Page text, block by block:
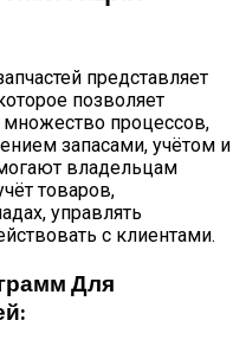
представляет
позволяет
множество процессов,
запасами, учётом и
владельцам
товаров,
управлять
с клиентами.
Для